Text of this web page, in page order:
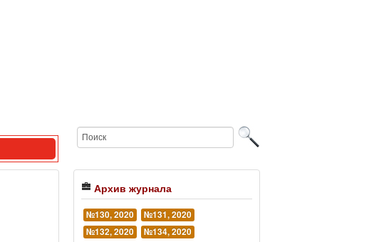
Архив журнала
№130, 2020
№131, 2020
№132, 2020
№134, 2020